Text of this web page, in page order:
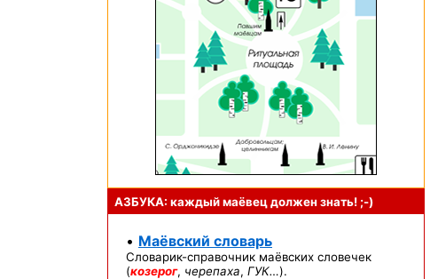
АЗБУКА: каждый маёвец должензнать! ;-)
• Маёвский словарь
Словарик-справочник маёвских словечек
(козерог, черепаха, ГУК…).